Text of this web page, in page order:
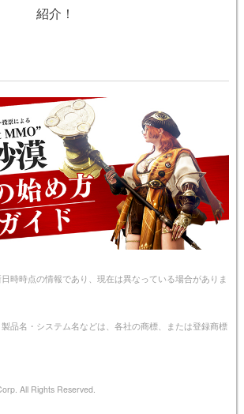
紹介！
時時点の情報であり、現在は異なっている場合がありま
品名・システム名などは、各社の商標、または登録商標
All Rights Reserved.